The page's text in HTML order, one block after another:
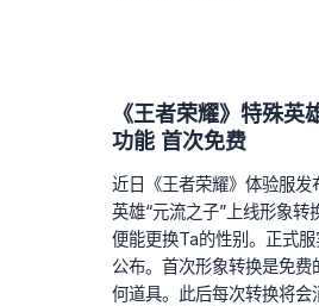
《王者荣耀》特殊英
功能 首次免费
近日《王者荣耀》体验服发
英雄“元流之子”上线形象转
便能更换Ta的性别。正式
公布。首次形象转换是免费
何道具。此后每次转换将会